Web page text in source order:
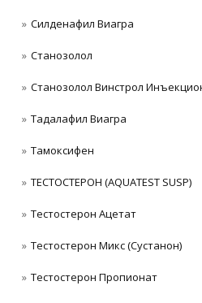
Силденафил Виагра
Станoзолол
Станозолол Винстрол
Тадалафил Виагра
Тамоксифен
ТЕСТОСТЕРОН (AQUATEST SUSP)
Тестостерон Ацетат
Тестостерон Микс (Сустанон)
Тестостерон Пропионат